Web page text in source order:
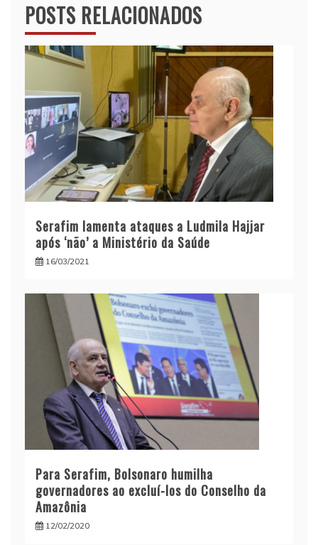
POSTS RELACIONADOS
Serafim lamenta ataques a Ludmila Hajjar
após ‘não’ a Ministério da Saúde
16/03/2021
Para Serafim, Bolsonaro humilha
governadores ao excluí-los do Conselho da
Amazônia
12/02/2020